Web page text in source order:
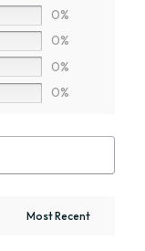
0%
0%
0%
0%